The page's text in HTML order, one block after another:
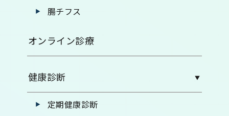
腸チフス
オンライン診療
健康診断
定期健康診断